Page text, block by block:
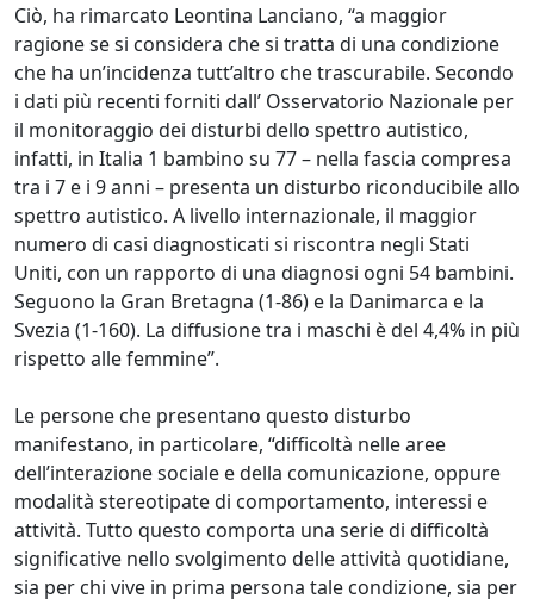
Ciò, ha rimarcato Leontina Lanciano, “a maggior
ragione se si considera che si tratta di una condizione
che ha un’incidenza tutt’altro che trascurabile. Secondo
i dati più recenti forniti dall’ Osservatorio Nazionale per
il monitoraggio dei disturbi dello spettro autistico,
infatti, in Italia 1 bambino su 77 – nella fascia compresa
tra i 7 e i 9 anni – presenta un disturbo riconducibile allo
spettro autistico. A livello internazionale, il maggior
numero di casi diagnosticati si riscontra negli Stati
Uniti, con un rapporto di una diagnosi ogni 54 bambini.
Seguono la Gran Bretagna (1-86) e la Danimarca e la
Svezia (1-160). La diffusione tra i maschi è del 4,4% in più
rispetto alle femmine”.
Le persone che presentano questo disturbo
manifestano, in particolare, “difficoltà nelle aree
dell’interazione sociale e della comunicazione, oppure
modalità stereotipate di comportamento, interessi e
attività. Tutto questo comporta una serie di difficoltà
significative nello svolgimento delle attività quotidiane,
sia per chi vive in prima persona tale condizione, sia per